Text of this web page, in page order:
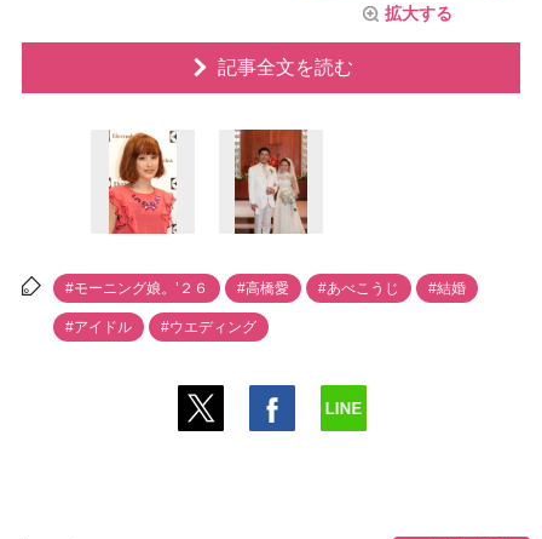
拡大する
記事全文を読む
#モーニング娘。’２６ #高橋愛 #あべこうじ #結婚
#アイドル #ウエディング